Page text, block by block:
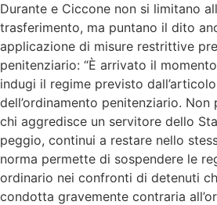
Durante e Ciccone non si limitano
trasferimento, ma puntano il dito
applicazione di misure restrittive
penitenziario: “È arrivato il
indugi il regime previsto
dell’ordinamento penitenziario.
chi aggredisce un servitore dello
peggio, continui a restare nello
norma permette di sospendere le
ordinario nei confronti di detenuti
condotta gravemente contraria